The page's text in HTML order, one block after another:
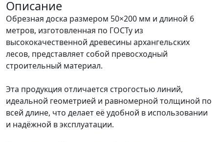
Описание
Обрезная доска размером 50×200 мм и длиной 6
метров, изготовленная по ГОСТу из
высококачественной древесины архангельских
лесов, представляет собой превосходный
строительный материал.
Эта продукция отличается строгостью линий,
идеальной геометрией и равномерной толщиной по
всей длине, что делает её удобной в использовании
и надёжной в эксплуатации.